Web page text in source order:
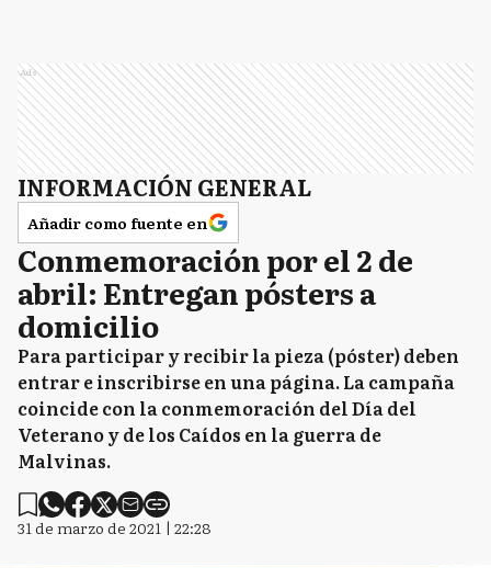
Ads
INFORMACIÓN GENERAL
Añadir como fuente en
Conmemoración por el 2 de
abril: Entregan pósters a
domicilio
Para participar y recibir la pieza (póster) deben
entrar e inscribirse en una página. La campaña
coincide con la conmemoración del Día del
Veterano y de los Caídos en la guerra de
Malvinas.
31 de marzo de 2021 | 22:28